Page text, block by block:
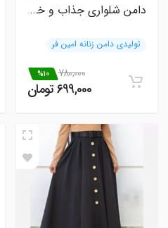
دامن شلواری جذاب و خاص
تولیدی دامن زنانه امین فر
780,000
%10
699,000 تومان